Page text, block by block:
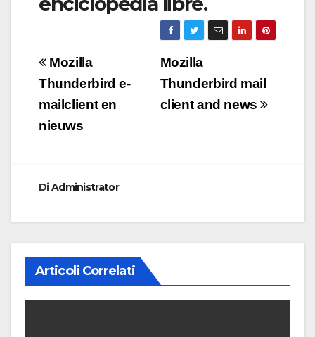
Navigazione
articoli
Mozilla
Thunderbird mail
client and news
Mozilla
Thunderbird e-
mailclient en
nieuws
DiAdministrator
Articoli Correlati